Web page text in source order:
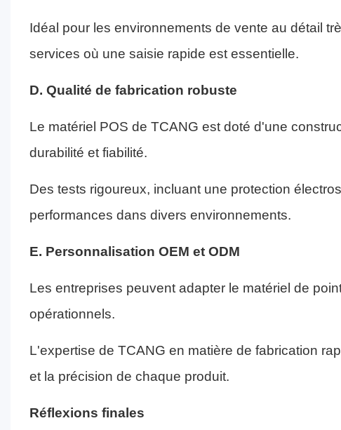
Idéal pour les environnements de vente au détail
services où une saisie rapide est essentielle.
D. Qualité de fabrication robuste
Le matériel POS de TCANG est doté d'une
durabilité et fiabilité.
Des tests rigoureux, incluant une protection
performances dans divers environnements.
E. Personnalisation OEM et ODM
Les entreprises peuvent adapter le matériel de
opérationnels.
L'expertise de TCANG en matière de fabrication
et la précision de chaque produit.
Réflexions finales